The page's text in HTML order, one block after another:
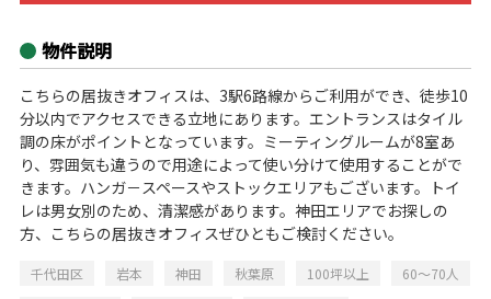
物件説明
こちらの居抜きオフィスは、3駅6路線からご利用ができ、徒歩10
分以内でアクセスできる立地にあります。エントランスはタイル
調の床がポイントとなっています。ミーティングルームが8室あ
り、雰囲気も違うので用途によって使い分けて使用することがで
きます。ハンガ－スペースやストックエリアもございます。トイ
レは男女別のため、清潔感があります。神田エリアでお探しの
方、こちらの居抜きオフィスぜひともご検討ください。
千代田区 岩本 神田 秋葉原 100坪以上
60～70人